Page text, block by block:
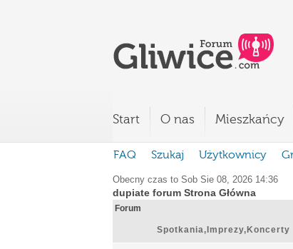
Start O nas Mieszkańcy
FAQ Szukaj Użytkownicy
Obecny czas to Sob Sie 08, 2026 14:36
dupiate forum Strona Główna
Forum
Spotkania,Imprezy,Koncerty